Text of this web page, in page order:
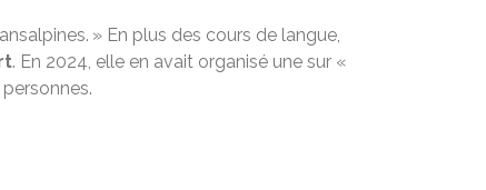
» En plus des cours de langue,
. En 2024, elle en avait organisé une sur «